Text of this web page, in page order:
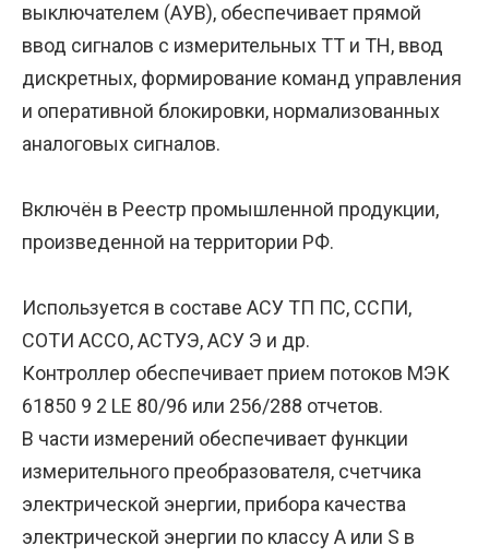
выключателем (АУВ), обеспечивает прямой
ввод сигналов с измерительных ТТ и ТН, ввод
дискретных, формирование команд управления
и оперативной блокировки, нормализованных
аналоговых сигналов.
Включён в Реестр промышленной продукции,
произведенной на территории РФ.
Используется в составе АСУ ТП ПС, ССПИ,
СОТИ АССО, АСТУЭ, АСУ Э и др.
Контроллер обеспечивает прием потоков МЭК
61850 9 2 LE 80/96 или 256/288 отчетов.
В части измерений обеспечивает функции
измерительного преобразователя, счетчика
электрической энергии, прибора качества
электрической энергии по классу A или S в